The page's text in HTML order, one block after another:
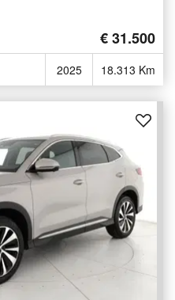
€ 31.500
2025 18.313 Km